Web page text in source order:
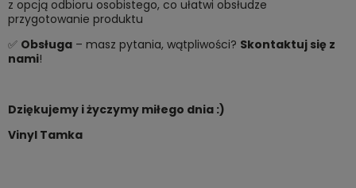
z opcją odbioru osobistego, co ułatwi obsłudze
przygotowanie produktu
✅ Obsługa – masz pytania, wątpliwości? Skontaktuj się z
nami!
Dziękujemy i życzymy miłego dnia :)
Vinyl Tamka